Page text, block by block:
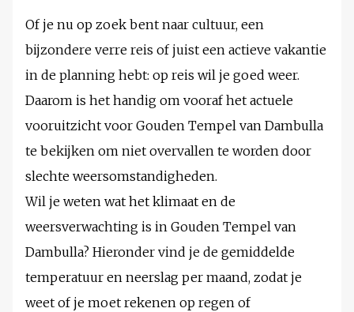
Of je nu op zoek bent naar cultuur, een
bijzondere verre reis of juist een actieve vakantie
in de planning hebt: op reis wil je goed weer.
Daarom is het handig om vooraf het actuele
vooruitzicht voor Gouden Tempel van Dambulla
te bekijken om niet overvallen te worden door
slechte weersomstandigheden.
Wil je weten wat het klimaat en de
weersverwachting is in Gouden Tempel van
Dambulla? Hieronder vind je de gemiddelde
temperatuur en neerslag per maand, zodat je
weet of je moet rekenen op regen of